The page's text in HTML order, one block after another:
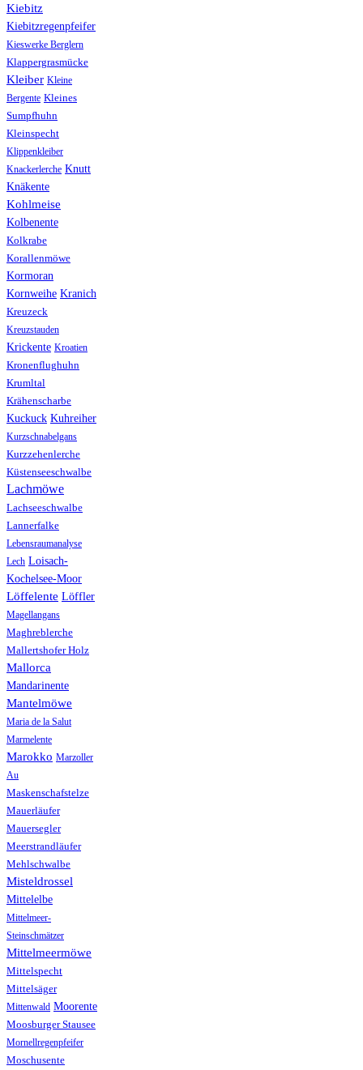
Kiebitz
Kiebitzregenpfeifer
Kieswerke Berglern
Klappergrasmücke
Kleiber Kleine
Bergente Kleines
Sumpfhuhn
Kleinspecht
Klippenkleiber
Knackerlerche Knutt
Knäkente
Kohlmeise
Kolbenente
Kolkrabe
Korallenmöwe
Kormoran
Kornweihe Kranich
Kreuzeck
Kreuzstauden
Krickente Kroatien
Kronenflughuhn
Krumltal
Krähenscharbe
Kuckuck Kuhreiher
Kurzschnabelgans
Kurzzehenlerche
Küstenseeschwalbe
Lachmöwe
Lachseeschwalbe
Lannerfalke
Lebensraumanalyse
Lech Loisach-
Kochelsee-Moor
Löffelente Löffler
Magellangans
Maghreblerche
Mallertshofer Holz
Mallorca
Mandarinente
Mantelmöwe
Maria de la Salut
Marmelente
Marokko Marzoller
Au
Maskenschafstelze
Mauerläufer
Mauersegler
Meerstrandläufer
Mehlschwalbe
Misteldrossel
Mittelelbe
Mittelmeer-
Steinschmätzer
Mittelmeermöwe
Mittelspecht
Mittelsäger
Mittenwald Moorente
Moosburger Stausee
Mornellregenpfeifer
Moschusente